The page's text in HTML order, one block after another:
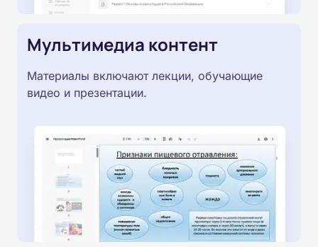
Мультимедиа контент
Материалы включают лекции, обучающие
видео и презентации.